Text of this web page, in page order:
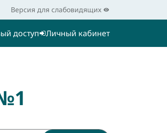
Версия для слабовидящих
доступ Личный кабинет